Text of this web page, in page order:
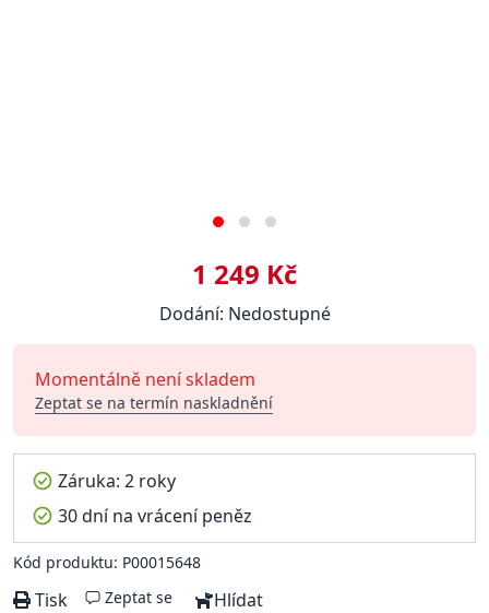
1 249 Kč
Dodání: Nedostupné
Momentálně není skladem
Zeptat se na termín naskladnění
Záruka: 2 roky
30 dní na vrácení peněz
Kód produktu: P00015648
Tisk Zeptat se Hlídat